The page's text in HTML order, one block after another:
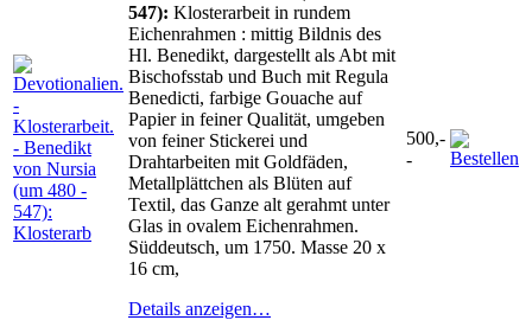
547): Klosterarbeit in rundem
Eichenrahmen : mittig Bildnis des
Hl. Benedikt, dargestellt als Abt mit
Bischofsstab und Buch mit Regula
Benedicti, farbige Gouache auf
Papier in feiner Qualität, umgeben
von feiner Stickerei und
Drahtarbeiten mit Goldfäden,
Metallplättchen als Blüten auf
Textil, das Ganze alt gerahmt unter
Glas in ovalem Eichenrahmen.
Süddeutsch, um 1750. Masse 20 x
16 cm,
Details anzeigen…
500,-
-